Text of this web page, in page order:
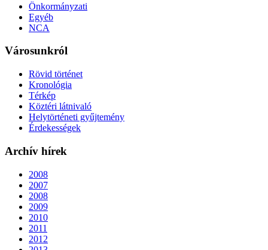
Önkormányzati
Egyéb
NCA
Városunkról
Rövid történet
Kronológia
Térkép
Köztéri látnivaló
Helytörténeti gyűjtemény
Érdekességek
Archív hírek
2008
2007
2008
2009
2010
2011
2012